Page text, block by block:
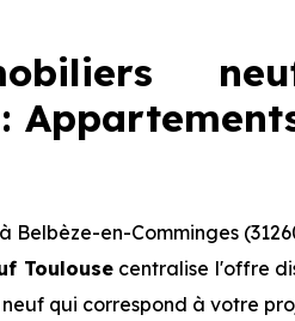
Belbèze-en-Comminges
Toulousecentralise l'offre
qui correspond à votre